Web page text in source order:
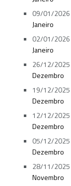
09/01/2026
Janeiro
02/01/2026
Janeiro
26/12/2025
Dezembro
19/12/2025
Dezembro
12/12/2025
Dezembro
05/12/2025
Dezembro
28/11/2025
Novembro